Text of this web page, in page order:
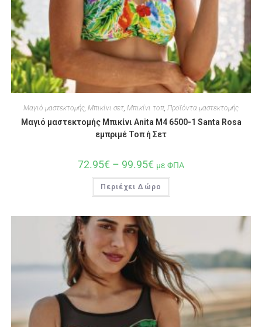
Μαγιό μαστεκτομής, Μπικίνι σετ, Μπικίνι τοπ, Προϊόντα μαστεκτομής
Μαγιό μαστεκτομής Μπικίνι Anita M4 6500-1 Santa Rosa
εμπριμέ Τοπ ή Σετ
72.95€ – 99.95€ με ΦΠΑ
Περιέχει Δώρο